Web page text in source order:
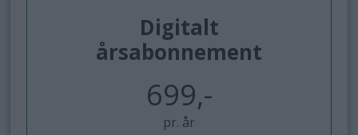
Digitalt
årsabonnement
699,-
pr. år